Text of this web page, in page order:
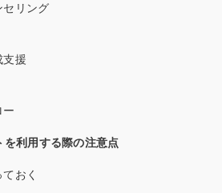
セリング
支援
ー
を利用する際の注意点
おく